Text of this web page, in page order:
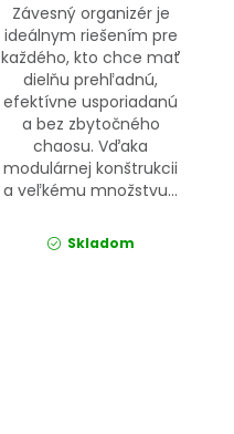
Závesný organizér je
ideálnym riešením pre
každého, kto chce mať
dielňu prehľadnú,
efektívne usporiadanú
a bez zbytočného
chaosu. Vďaka
modulárnej konštrukcii
a veľkému množstvu...
Skladom